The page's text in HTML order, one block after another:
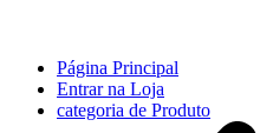
Página Principal
Entrar na Loja
categoria de Produto